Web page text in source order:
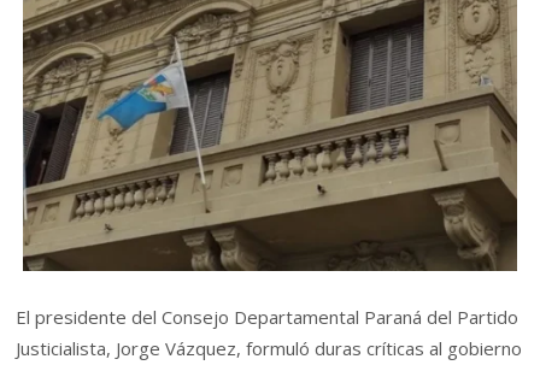
El presidente del Consejo Departamental Paraná del Partido
Justicialista, Jorge Vázquez, formuló duras críticas al gobierno